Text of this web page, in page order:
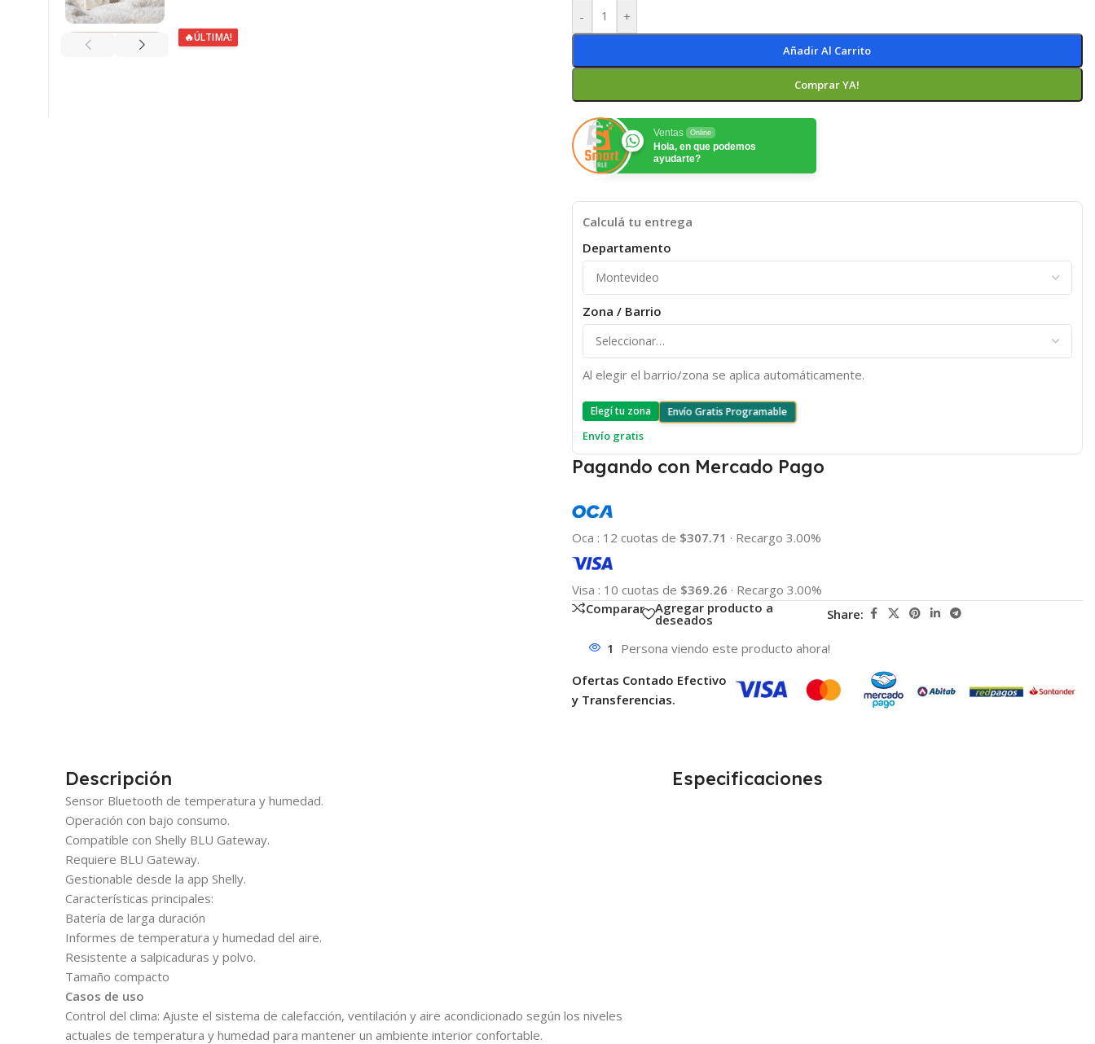
🔥ÚLTIMA!
- +
Añadir Al Carrito
Comprar YA!
Ventas Online
Hola, en que podemos
ayudarte?
Calculá tu entrega
Departamento
Zona / Barrio
Al elegir el barrio/zona se aplica automáticamente.
Elegí tu zona Envío Gratis Programable
Envío gratis
Pagando con Mercado Pago
Oca : 12 cuotas de $307.71 · Recargo 3.00%
Visa : 10 cuotas de $369.26 · Recargo 3.00%
Comparar
Agregar producto a
deseados Share:
1 Persona viendo este producto ahora!
Ofertas Contado Efectivo
y Transferencias.
Descripción
Sensor Bluetooth de temperatura y humedad.
Operación con bajo consumo.
Compatible con Shelly BLU Gateway.
Requiere BLU Gateway.
Gestionable desde la app Shelly.
Características principales:
Batería de larga duración
Informes de temperatura y humedad del aire.
Resistente a salpicaduras y polvo.
Tamaño compacto
Casos de uso
Control del clima: Ajuste el sistema de calefacción, ventilación y aire acondicionado según los niveles
actuales de temperatura y humedad para mantener un ambiente interior confortable.
Especificaciones